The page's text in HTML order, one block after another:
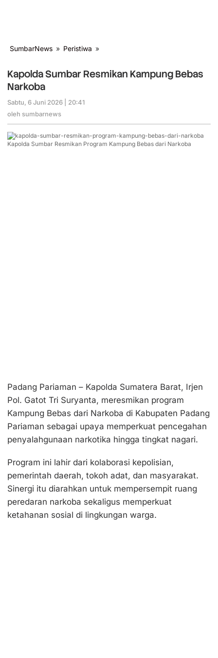
SumbarNews » Peristiwa »
Resmikan
Kampung
Kapolda Sumbar Resmikan Kampung Bebas
Narkoba
Sabtu, 6 Juni 2026 | 20:41
oleh sumbarnews
Kapolda Sumbar Resmikan Program Kampung Bebas dari Narkoba
Padang Pariaman – Kapolda Sumatera Barat, Irjen
Pol. Gatot Tri Suryanta, meresmikan program
Kampung Bebas dari Narkoba di Kabupaten Padang
Pariaman sebagai upaya memperkuat pencegahan
penyalahgunaan narkotika hingga tingkat nagari.
Program ini lahir dari kolaborasi kepolisian,
pemerintah daerah, tokoh adat, dan masyarakat.
Sinergi itu diarahkan untuk mempersempit ruang
peredaran narkoba sekaligus memperkuat
ketahanan sosial di lingkungan warga.